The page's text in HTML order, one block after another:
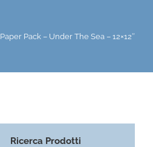
Paper Pack – Under The Sea – 12×12″
Ricerca Prodotti